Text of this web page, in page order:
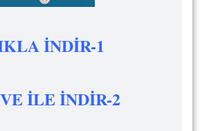
İNDİR-1
İLE İNDİR-2